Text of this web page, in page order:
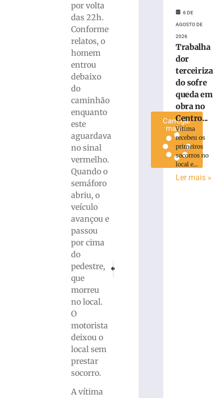
por volta
das 22h.
Conforme
relatos, o
homem
entrou
debaixo
do
caminhão
enquanto
este
aguardava
no sinal
vermelho.
Quando o
semáforo
abriu, o
veículo
avançou e
passou
por cima
do
pedestre,
que
morreu
no local.
O
motorista
deixou o
local sem
prestar
socorro.
A vítima
PRÓXIMO
Papanduva
Carregar
mais »
6 DE
AGOSTO DE
2026
Trabalha
dor
terceiriza
do sofre
queda em
obra no
Centro...
Vítima
recebeu os
primeiros
socorros no
local e...
Ler mais »